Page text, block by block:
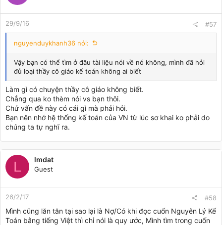
29/9/16 #57
nguyenduykhanh36 nói:
Vậy bạn có thể tìm ở đâu tài liệu nói về nó không, mình đã hỏi
đủ loại thầy cô giáo kế toán không ai biết
Làm gì có chuyện thầy cô giáo không biết.
Chẳng qua ko thèm nói vs bạn thôi.
Chứ vấn đề này có cái gì mà phải hỏi.
Bạn nên nhớ hệ thống kế toán của VN từ lúc sơ khai ko phải do
chúng ta tự nghĩ ra.
L lmdat
Guest
26/2/17 #58
Mình cũng lăn tăn tại sao lại là Nợ/Có khi đọc cuốn Nguyên Lý Kế
Toán bằng tiếng Việt thì chỉ nói là quy ước, Mình tìm trong cuốn